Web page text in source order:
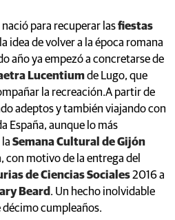
para recuperar lasfiestas
idea de volver a la época romana
año ya empezó a concretarse de
Lucentiumde Lugo, que
la recreación.A partir de
adeptos y también viajando con
España, aunque lo más
Semana Cultural de Gijón
, con motivo de la entrega del
de Ciencias Sociales2016 a
Beard . Un hecho inolvidable
décimo cumpleaños.